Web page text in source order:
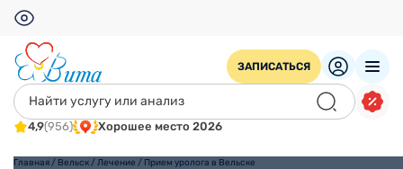
ЗАПИСАТЬСЯ
4,9(956) Хорошее место 2026
Главная / Вельск /Лечение / Прием уролога в Вельске